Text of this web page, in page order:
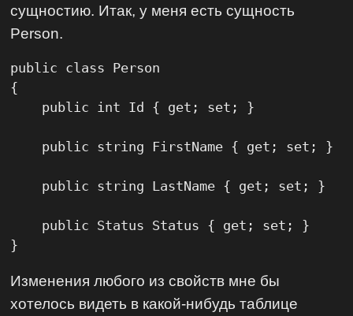
сущностию. Итак, у меня есть сущность
Person.
public class Person
{
    public int Id { get; set; }
    public string FirstName { get; set; }
    public string LastName { get; set; }
    public Status Status { get; set; }
}
Изменения любого из свойств мне бы
хотелось видеть в какой-нибудь таблице